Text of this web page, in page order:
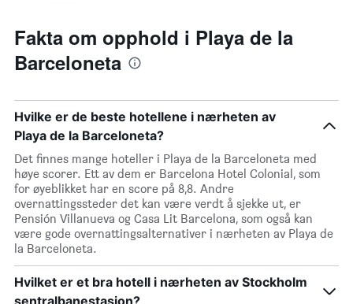
Fakta om opphold i Playa de la
Barceloneta
Hvilke er de beste hotellene i nærheten av
Playa de la Barceloneta?
Det finnes mange hoteller i Playa de la Barceloneta med
høye scorer. Ett av dem er Barcelona Hotel Colonial, som
for øyeblikket har en score på 8,8. Andre
overnattingssteder det kan være verdt å sjekke ut, er
Pensión Villanueva og Casa Lit Barcelona, som også kan
være gode overnattingsalternativer i nærheten av Playa de
la Barceloneta.
Hvilket er et bra hotell i nærheten av Stockholm